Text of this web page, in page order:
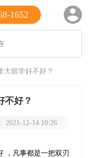
1652
留学好不好？
不好？
2021-12-14 10:26
，凡事都是一把双刃